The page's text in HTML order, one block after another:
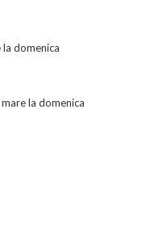
la domenica
la domenica